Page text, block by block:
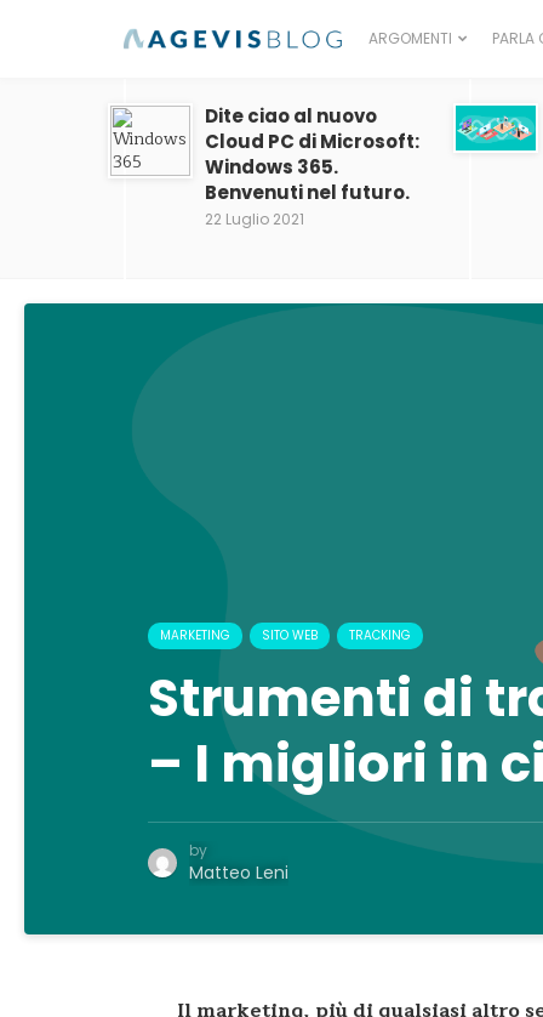
ARGOMENTI PARLA
Dite ciao al nuovo
Cloud PC di Microsoft:
Windows 365.
Benvenuti nel futuro.
22 Luglio 2021
MARKETING SITO WEB TRACKING
Strumenti di
– I migliori in
by
Matteo Leni